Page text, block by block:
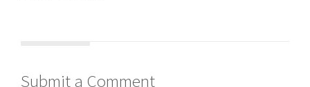
Submit a Comment